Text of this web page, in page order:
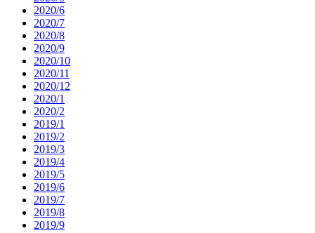
2020/6
2020/7
2020/8
2020/9
2020/10
2020/11
2020/12
2020/1
2020/2
2019/1
2019/2
2019/3
2019/4
2019/5
2019/6
2019/7
2019/8
2019/9